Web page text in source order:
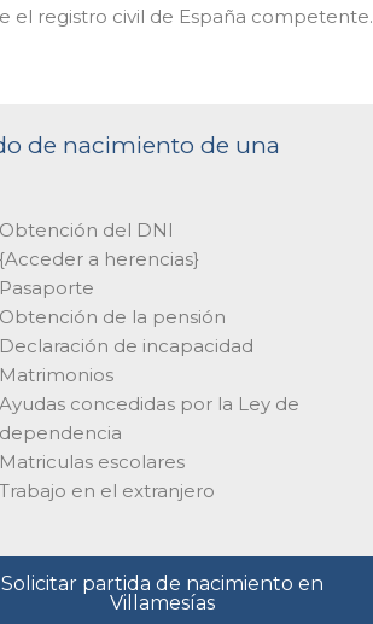
el registro civil de España competente.
de nacimiento de una
Obtención del DNI
{Acceder a herencias}
Pasaporte
Obtención de la pensión
Declaración de incapacidad
Matrimonios
Ayudas concedidas por la Ley de
dependencia
Matriculas escolares
Trabajo en el extranjero
Solicitar partida de nacimiento en
Villamesías